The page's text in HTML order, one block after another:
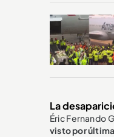
La
Éric Fernando
visto por